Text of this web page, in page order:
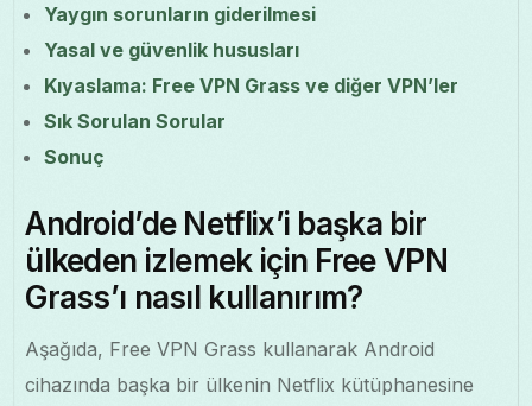
Yaygın sorunların giderilmesi
Yasal ve güvenlik hususları
Kıyaslama: Free VPN Grass ve diğer VPN’ler
Sık Sorulan Sorular
Sonuç
Android’de Netflix’i başka bir
ülkeden izlemek için Free VPN
Grass’ı nasıl kullanırım?
Aşağıda, Free VPN Grass kullanarak Android
cihazında başka bir ülkenin Netflix kütüphanesine